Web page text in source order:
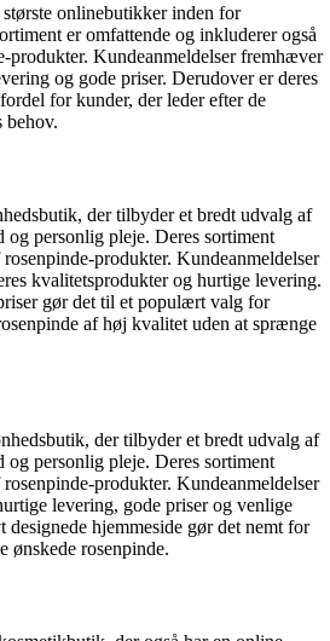
onlinebutikker inden for
er omfattende og inkluderer også
produkter. Kundeanmeldelser fremhæver
og gode priser. Derudover er deres
for kunder, der leder efter de
behov.
der tilbyder et bredt udvalg af
personlig pleje. Deres sortiment
produkter. Kundeanmeldelser
kvalitetsprodukter og hurtige levering.
gør det til et populært valg for
af høj kvalitet uden at sprænge
der tilbyder et bredt udvalg af
personlig pleje. Deres sortiment
produkter. Kundeanmeldelser
levering, gode priser og venlige
hjemmeside gør det nemt for
ønskede rosenpinde.